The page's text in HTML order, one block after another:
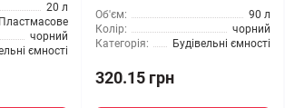
20 л
Пластмасове
чорний
ємності
Об'єм:
90 л
Колір:
чорний
Категорія:
Будівельні ємності
320.15 грн